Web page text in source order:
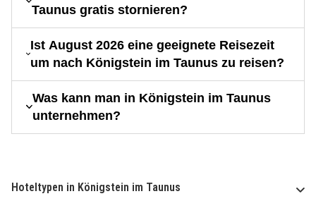
Taunus gratis stornieren?
Ist August 2026 eine geeignete Reisezeit
um nach Königstein im Taunus zu reisen?
Was kann man in Königstein im Taunus
unternehmen?
Hoteltypen in Königstein im Taunus